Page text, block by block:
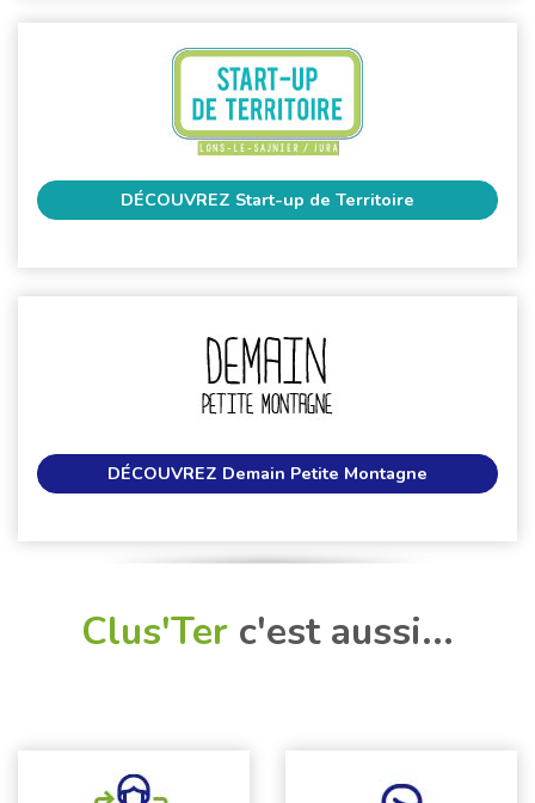
DÉCOUVREZ Start-up de Territoire
DÉCOUVREZ Demain Petite Montagne
Clus'Ter c'est aussi...